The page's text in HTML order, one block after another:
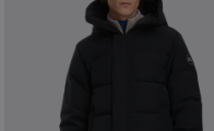
アンバサダー
スプリングコ
ベストセラー
FW26コレクシ
サマー 26 コ
ベストセラー
FW26コレクシ
サマー 26 コ
キッズ（2‐7歳
ユース（6＋歳)
コレクション
CANADA
ウェアの下
品の価値を受
アーカイブ
※カテゴリを表示するにはジェ
ジェンダー